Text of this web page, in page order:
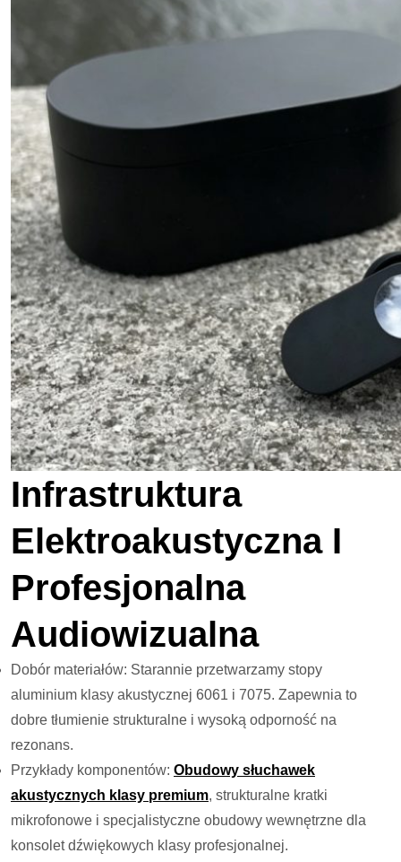
Infrastruktura
Elektroakustyczna I
Profesjonalna
Audiowizualna
Dobór materiałów: Starannie przetwarzamy stopy
aluminium klasy akustycznej 6061 i 7075. Zapewnia to
dobre tłumienie strukturalne i wysoką odporność na
rezonans.
Przykłady komponentów: Obudowy słuchawek
akustycznych klasy premium, strukturalne kratki
mikrofonowe i specjalistyczne obudowy wewnętrzne dla
konsolet dźwiękowych klasy profesjonalnej.